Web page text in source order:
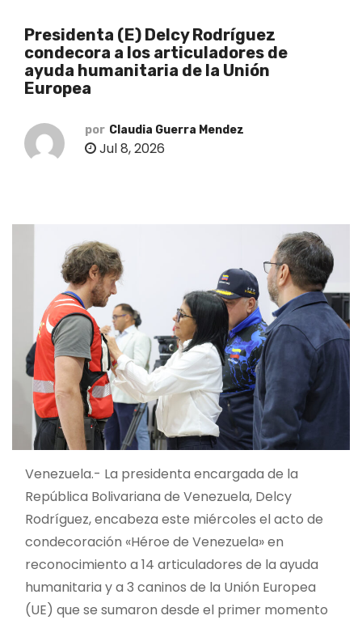
Presidenta (E) Delcy Rodríguez
condecora a los articuladores de
ayuda humanitaria de la Unión
Europea
por Claudia Guerra Mendez
Jul 8, 2026
Venezuela.- La presidenta encargada de la
República Bolivariana de Venezuela, Delcy
Rodríguez, encabeza este miércoles el acto de
condecoración «Héroe de Venezuela» en
reconocimiento a 14 articuladores de la ayuda
humanitaria y a 3 caninos de la Unión Europea
(UE) que se sumaron desde el primer momento